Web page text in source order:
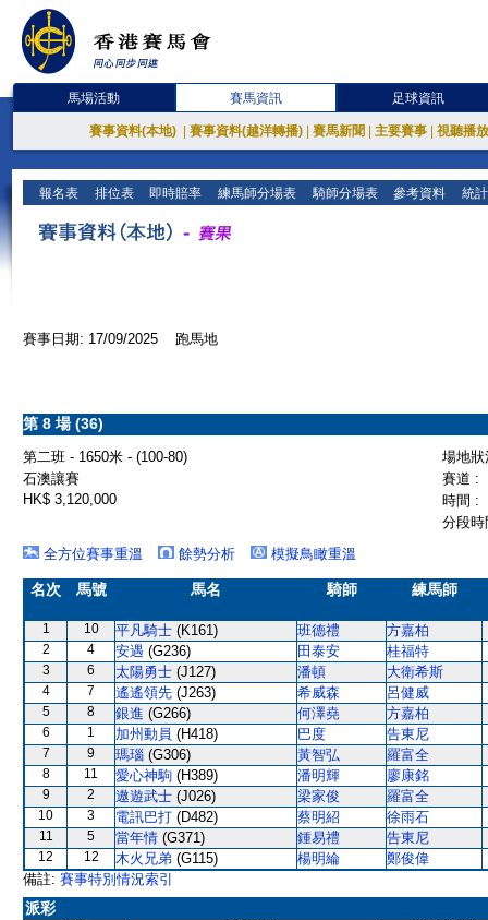
馬場活動 賽馬資訊 足球資訊
賽事資料(本地) 賽事資料(越洋轉播) 賽馬新聞 主要賽事 視聽播
報名表 排位表 即時賠率 練馬師分場表 騎師分場表 參考資料 統
賽事日期: 17/09/2025 跑馬地
第 8 場 (36)
第二班 - 1650米 - (100-80)
場地
石澳讓賽
賽道 :
HK$ 3,120,000
時間 :
分段
全方位賽事重溫
餘勢分析 模擬鳥瞰重溫
名次 馬號 馬名 騎師 練馬師
1 10 平凡騎士 (K161) 班德禮 方嘉柏
2 4 安遇 (G236) 田泰安 桂福特
3 6 太陽勇士 (J127) 潘頓 大衛希斯
4 7 遙遙領先 (J263) 希威森 呂健威
5 8 銀進 (G266) 何澤堯 方嘉柏
6 1 加州動員 (H418) 巴度 告東尼
7 9 瑪瑙 (G306) 黃智弘 羅富全
8 11 愛心神駒 (H389) 潘明輝 廖康銘
9 2 遨遊武士 (J026) 梁家俊 羅富全
10 3 電訊巴打 (D482) 蔡明紹 徐雨石
11 5 當年情 (G371) 鍾易禮 告東尼
12 12 木火兄弟 (G115) 楊明綸
鄭俊偉
備註: 賽事特別情況索引
派彩